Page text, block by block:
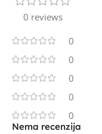
0 reviews
0
0
0
0
0
Nema recenzija